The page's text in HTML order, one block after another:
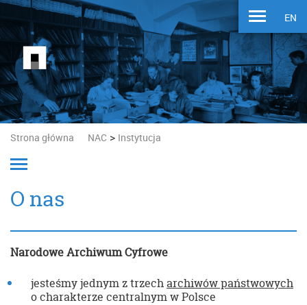
EN
Strona główna NAC > Instytucja
O nas
Narodowe Archiwum Cyfrowe
jesteśmy jednym z trzecharchiwów państwowych
o charakterze centralnym w Polsce